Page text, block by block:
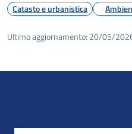
Catasto e urbanistica
Ultimo aggiornamento: 20/05/